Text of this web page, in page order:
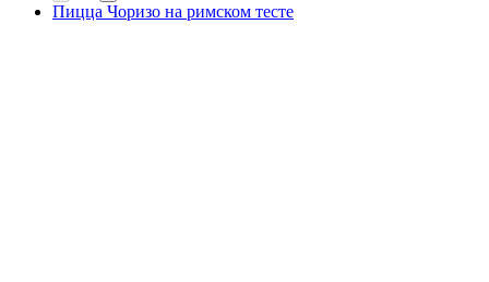
Пицца Чоризо на римском тесте